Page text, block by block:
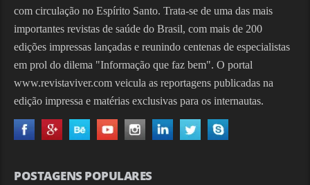
com circulação no Espírito Santo. Trata-se de uma das mais
importantes revistas de saúde do Brasil, com mais de 200
edições impressas lançadas e reunindo centenas de especialistas
em prol do dilema "Informação que faz bem". O portal
www.revistaviver.com veicula as reportagens publicadas na
edição impressa e matérias exclusivas para os internautas.
POSTAGENS POPULARES